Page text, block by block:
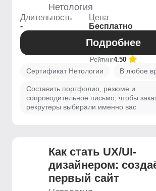
Нетология
Длительность
-
Цена
Бесплатно
Подробнее
Рейтинг4.50
Сертификат Нетологии В любое
Составить портфолио, резюме и
сопроводительное письмо, чтобы
рекрутеры выбирали именно вас
Как стать UX/UI-
дизайнером:
первый сайт